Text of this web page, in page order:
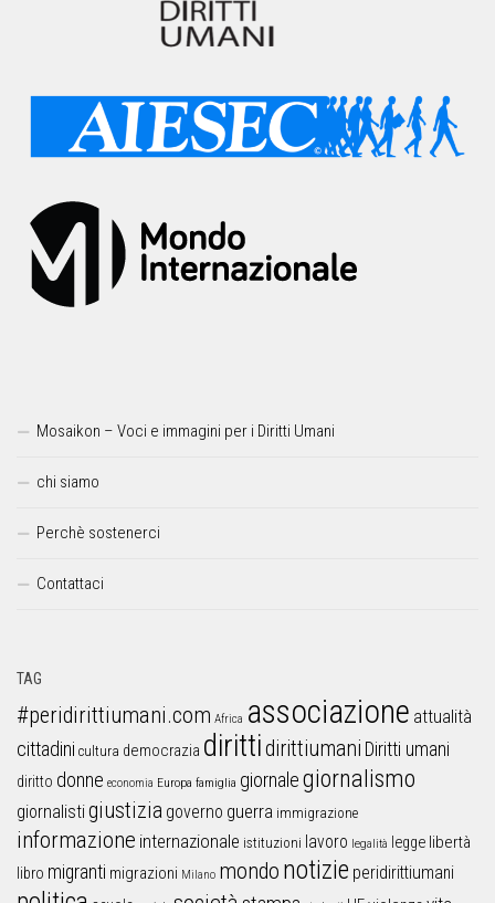
Mosaikon – Voci e immagini per i Diritti Umani
chi siamo
Perchè sostenerci
Contattaci
TAG
#peridirittiumani.com Africa associazione attualità
cittadini cultura democrazia dirittidirittiumani Diritti umani
diritto donne economia Europa famiglia giornalegiornalismo
giornalistigiustizia governo guerra immigrazione
informazione internazionale istituzioni lavoro legalità legge libertà
libro migranti migrazioni Milano mondo notizie peridirittiumani